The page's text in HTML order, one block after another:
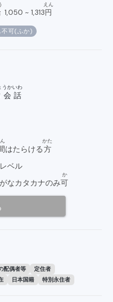
1,050 ~ 1,313円
えん
不可(ふか)
会話
うかいわ
はたらける方
かた
ベル
なカタカナのみ可
か
配偶者等
定住者
日本国籍 特別永住者